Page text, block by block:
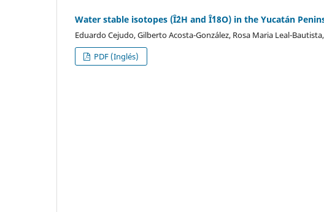
Water stable isotopes (Î´2H and Î´18O) in the Yucatán
Eduardo Cejudo, Gilberto Acosta-González, Rosa Maria Leal-
PDF (Inglés)